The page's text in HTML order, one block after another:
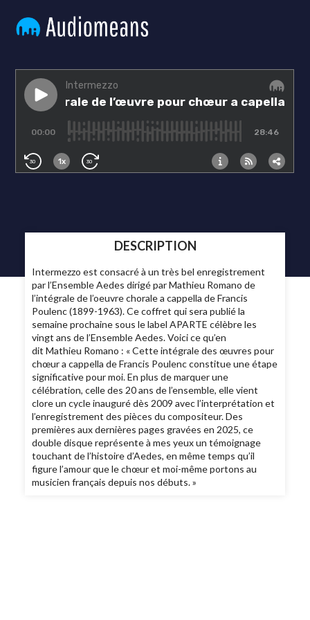
DESCRIPTION
Intermezzo est consacré à un très bel enregistrement
par l’Ensemble Aedes dirigé par Mathieu Romano de
l’intégrale de l’oeuvre chorale a cappella de Francis
Poulenc (1899-1963). Ce coffret qui sera publié la
semaine prochaine sous le label APARTE célèbre les
vingt ans de l’Ensemble Aedes. Voici ce qu’en
dit Mathieu Romano : « Cette intégrale des œuvres pour
chœur a cappella de Francis Poulenc constitue une étape
significative pour moi. En plus de marquer une
célébration, celle des 20 ans de l’ensemble, elle vient
clore un cycle inauguré dès 2009 avec l’interprétation et
l’enregistrement des pièces du compositeur. Des
premières aux dernières pages gravées en 2025, ce
double disque représente à mes yeux un témoignage
touchant de l’histoire d’Aedes, en même temps qu’il
figure l’amour que le chœur et moi-même portons au
musicien français depuis nos débuts. »